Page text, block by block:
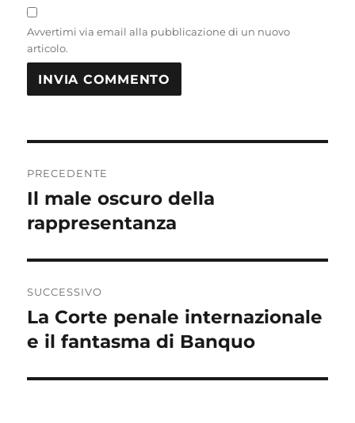
Avvertimi via email alla pubblicazione di un nuovo
articolo.
articoli
PRECEDENTE
Articolo
precedente:
Il male oscuro della
rappresentanza
SUCCESSIVO
Articolo
successivo:
La Corte penale internazionale
e il fantasma di Banquo